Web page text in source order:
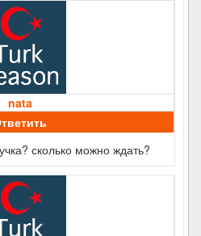
nata
сколько можно ждать?